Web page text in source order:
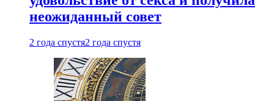
неожиданный совет
2 года спустя2 года спустя